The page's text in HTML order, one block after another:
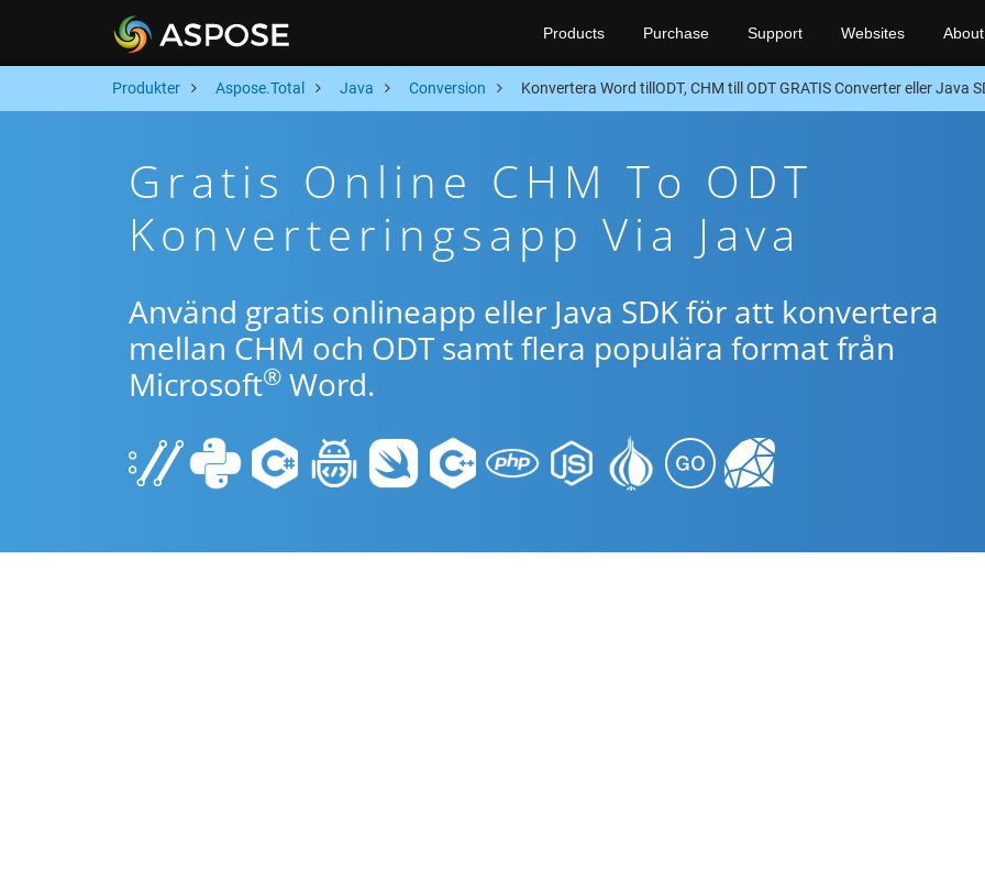
Products Purchase Support Websites About
Produkter Aspose.Total Java Conversion Konvertera Word tillODT, CHM till ODT GRATIS Converter eller Java
Gratis Online CHM To ODT
Konverteringsapp Via Java
Använd gratis onlineapp eller Java SDK för att konvertera
mellan CHM och ODT samt flera populära format från
Microsoft® Word.